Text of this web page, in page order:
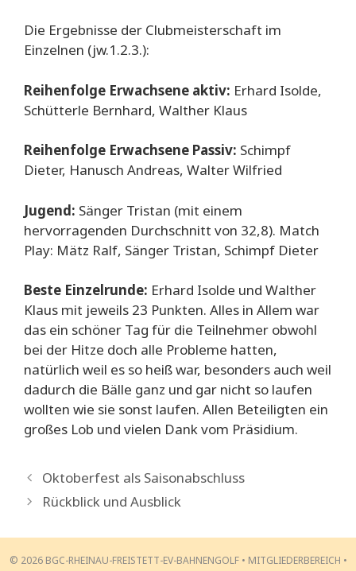
Die Ergebnisse der Clubmeisterschaft im
Einzelnen (jw.1.2.3.):
Reihenfolge Erwachsene aktiv: Erhard Isolde,
Schütterle Bernhard, Walther Klaus
Reihenfolge Erwachsene Passiv: Schimpf
Dieter, Hanusch Andreas, Walter Wilfried
Jugend: Sänger Tristan (mit einem
hervorragenden Durchschnitt von 32,8). Match
Play: Mätz Ralf, Sänger Tristan, Schimpf Dieter
Beste Einzelrunde: Erhard Isolde und Walther
Klaus mit jeweils 23 Punkten. Alles in Allem war
das ein schöner Tag für die Teilnehmer obwohl
bei der Hitze doch alle Probleme hatten,
natürlich weil es so heiß war, besonders auch weil
dadurch die Bälle ganz und gar nicht so laufen
wollten wie sie sonst laufen. Allen Beteiligten ein
großes Lob und vielen Dank vom Präsidium.
Oktoberfest als Saisonabschluss
Rückblick und Ausblick
© 2026 BGC-RHEINAU-FREISTETT-EV-BAHNENGOLF • MITGLIEDERBEREICH •